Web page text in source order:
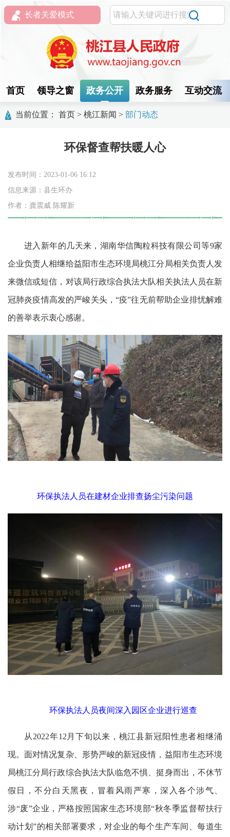
长者关爱模式
首页 领导之窗 政务公开 政务服务 互动交流
当前位置： 首页 > 桃江新闻 > 部门动态
环保督查帮扶暖人心
发布时间：2023-01-06 16:12
信息来源：县生环办
作者：龚震威 陈耀新
进入新年的几天来，湖南华信陶粒科技有限公司等9家
企业负责人相继给益阳市生态环境局桃江分局相关负责人发
来微信或短信，对该局行政综合执法大队相关执法人员在新
冠肺炎疫情高发的严峻关头，“疫”往无前帮助企业排忧解难
的善举表示衷心感谢。
环保执法人员在建材企业排查扬尘污染问题
环保执法人员夜间深入园区企业进行巡查
从2022年12月下旬以来，桃江县新冠阳性患者相继涌
现。面对情况复杂、形势严峻的新冠疫情，益阳市生态环境
局桃江分局行政综合执法大队临危不惧、挺身而出，不休节
假日，不分白天黑夜，冒着风雨严寒，深入各个涉气、
涉“废”企业，严格按照国家生态环境部“秋冬季监督帮扶行
动计划”的相关部署要求，对企业的每个生产车间、每道生